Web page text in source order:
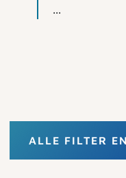
...
ALLE FILTER